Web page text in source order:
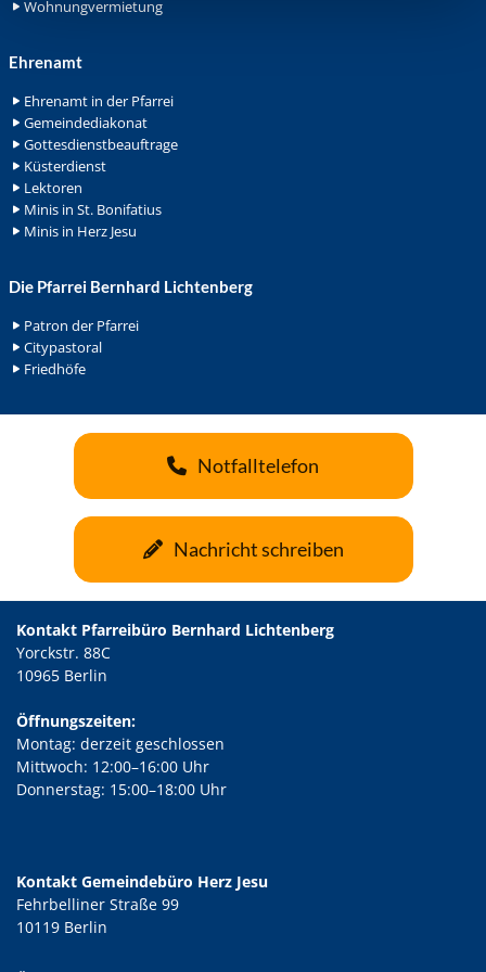
Wohnungvermietung
Ehrenamt
Ehrenamt in der Pfarrei
Gemeindediakonat
Gottesdienstbeauftrage
Küsterdienst
Lektoren
Minis in St. Bonifatius
Minis in Herz Jesu
Die Pfarrei Bernhard Lichtenberg
Patron der Pfarrei
Citypastoral
Friedhöfe
Notfalltelefon
Nachricht schreiben
Kontakt Pfarreibüro Bernhard Lichtenberg
Yorckstr. 88C
10965 Berlin
Öffnungszeiten:
Montag: derzeit geschlossen
Mittwoch: 12:00–16:00 Uhr
Donnerstag: 15:00–18:00 Uhr
Kontakt Gemeindebüro Herz Jesu
Fehrbelliner Straße 99
10119 Berlin